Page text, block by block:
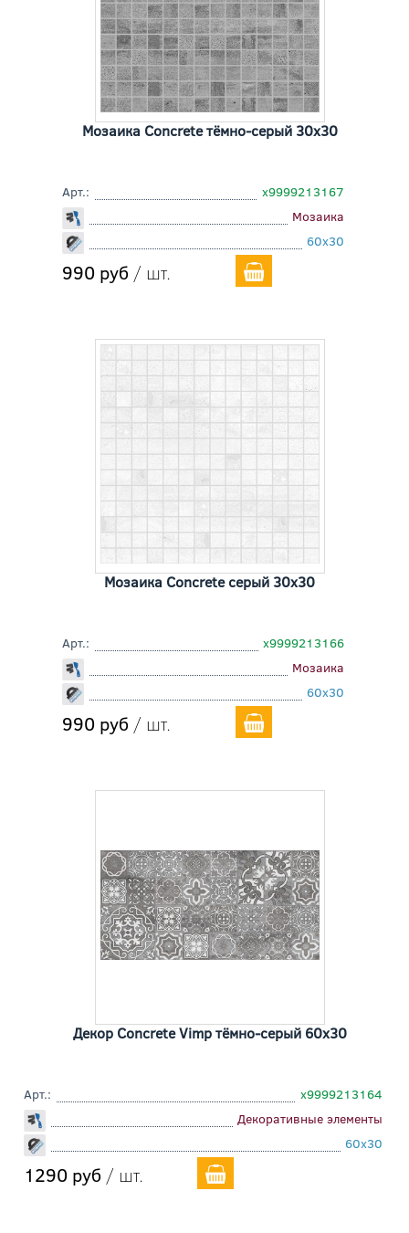
Мозаика Concrete тёмно-серый 30x30
Арт.:
х9999213167
Мозаика
60x30
990 руб / шт.
Мозаика Concrete серый 30x30
Арт.:
х9999213166
Мозаика
60x30
990 руб / шт.
Декор Concrete Vimp тёмно-серый 60x30
Арт.:
х9999213164
Декоративные элементы
60x30
1290 руб / шт.